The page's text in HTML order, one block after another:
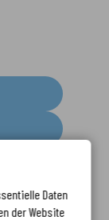
Daten
der Website